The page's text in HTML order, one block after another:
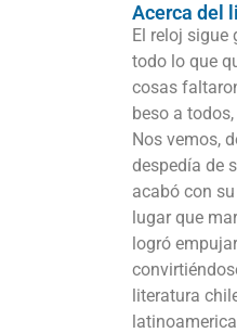
Acerca del
El reloj
todo lo que
cosas
beso a
Nos vemos,
despedía de
acabó con
lugar que
logró
literatura